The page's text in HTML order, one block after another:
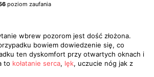
poziom zaufania
wbrew pozorom jest dość złożona.
bowiem dowiedzenie się, co
ten dyskomfort przy otwartych oknach i
to kołatanie serca, lęk, uczucie nóg jak z